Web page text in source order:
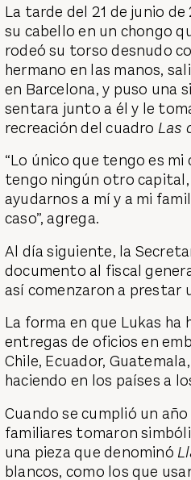
La tarde del 21 de junio
su cabello en un chongo
rodeó su torso desnudo
hermano en las manos,
en Barcelona, y puso una
sentara junto a él y le
recreación del cuadro Las
“Lo único que tengo es
tengo ningún otro capital,
ayudarnos a mí y a mi
caso”, agrega.
Al día siguiente, la
documento al fiscal
así comenzaron a prestar
La forma en que Lukas
entregas de oficios en
Chile, Ecuador,
haciendo en los países a
Cuando se cumplió un
familiares tomaron
una pieza que denominó
blancos, como los que